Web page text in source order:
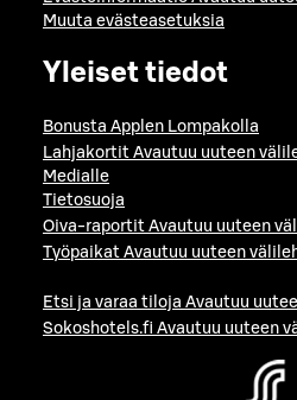
Muuta evästeasetuksia
Yleiset tiedot
Bonusta Applen Lompakolla
Lahjakortit Avautuu uuteen
Medialle
Tietosuoja
Oiva-raportit Avautuu uuteen
Työpaikat Avautuu uuteen
Etsi ja varaa tiloja Avautuu
Sokoshotels.fi Avautuu uuteen